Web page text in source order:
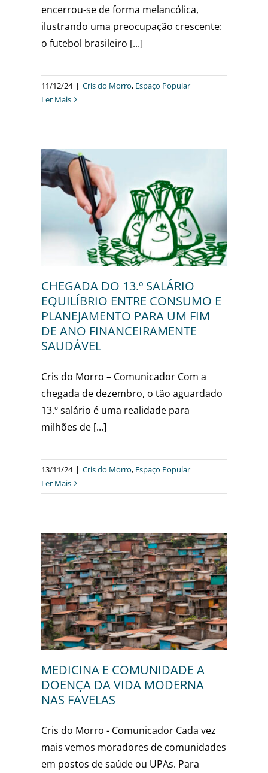
encerrou-se de forma melancólica,
ilustrando uma preocupação crescente:
o futebol brasileiro [...]
11/12/24 | Cris do Morro, Espaço Popular
Ler Mais
CHEGADA DO 13.º SALÁRIO
EQUILÍBRIO ENTRE CONSUMO E
PLANEJAMENTO PARA UM FIM
DE ANO FINANCEIRAMENTE
SAUDÁVEL
Cris do Morro – Comunicador Com a
chegada de dezembro, o tão aguardado
13.º salário é uma realidade para
milhões de [...]
13/11/24 | Cris do Morro, Espaço Popular
Ler Mais
MEDICINA E COMUNIDADE A
DOENÇA DA VIDA MODERNA
NAS FAVELAS
Cris do Morro - Comunicador Cada vez
mais vemos moradores de comunidades
em postos de saúde ou UPAs. Para